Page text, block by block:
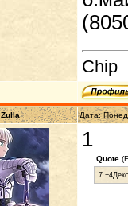
Chip
Zulla Дата:
1
Quote